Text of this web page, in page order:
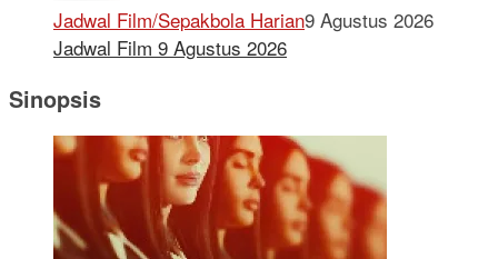
Jadwal Film/Sepakbola Harian9 Agustus 2026
Jadwal Film 9 Agustus 2026
Sinopsis